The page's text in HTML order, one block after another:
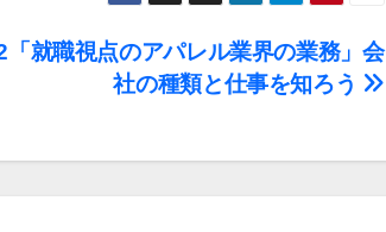
「就職視点のアパレル業界の業務」会
社の種類と仕事を知ろう